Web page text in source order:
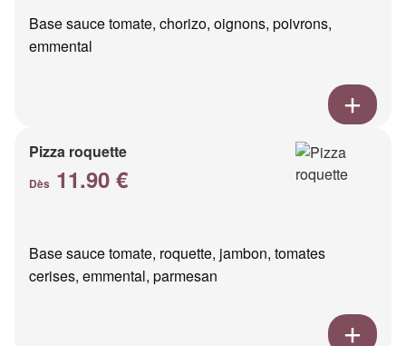
Base sauce tomate, chorizo, oignons, poivrons,
emmental
Pizza roquette
Dès 11.90 €
Base sauce tomate, roquette, jambon, tomates
cerises, emmental, parmesan